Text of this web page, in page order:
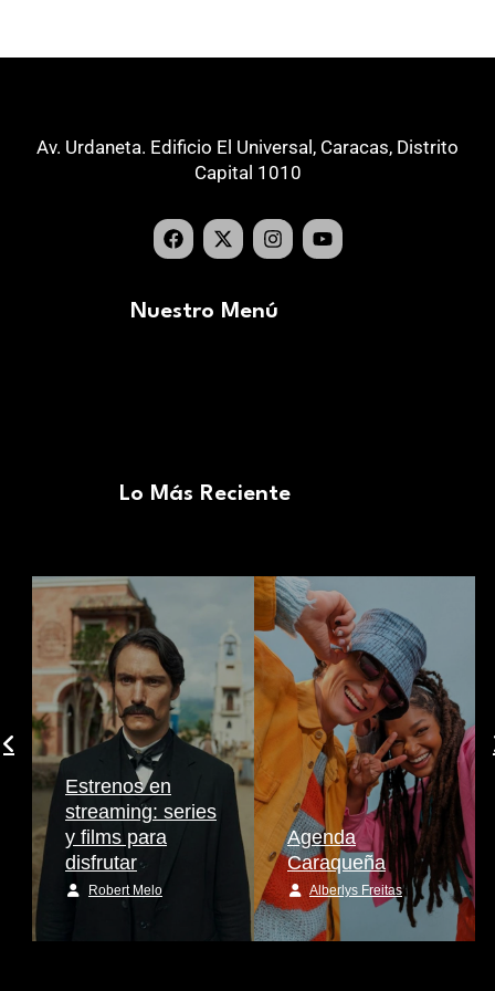
Av. Urdaneta. Edificio El Universal, Caracas, Distrito
Capital 1010
Nuestro Menú
Lo Más Reciente
Estrenos en
streaming: series
y films para
disfrutar
Robert Melo
Agenda
Caraqueña
Alberlys Freitas